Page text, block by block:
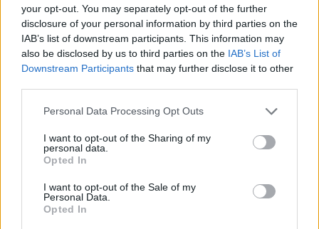
your opt-out. You may separately opt-out of the further
disclosure of your personal information by third parties on the
IAB’s list of downstream participants. This information may
also be disclosed by us to third parties on the IAB’s List of
Downstream Participants that may further disclose it to other
Personal Data Processing Opt Outs
I want to opt-out of the Sharing of my
personal data.
Opted In
I want to opt-out of the Sale of my
Personal Data.
Opted In
Status des Themas: Es sind keine weiteren Antworten möglich.
Skelsayu
Board Administrator
Team Drakensang Online
Inhalt:
Behebung der Probleme mit dem Erscheinen von
Balor beim Event Großwildjagd
Behebung der Nebula Probleme beim Brennenden